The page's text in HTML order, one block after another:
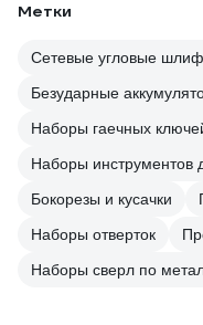
Метки
Сетевые угловые
Безударные
Наборы гаечных
Наборы инструментов
Бокорезы и кусачки
Наборы отверток
Наборы сверл по